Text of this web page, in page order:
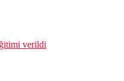
verildi